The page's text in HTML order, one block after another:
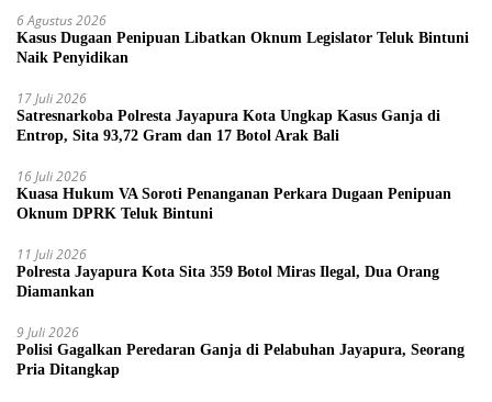
6 Agustus 2026
Kasus Dugaan Penipuan Libatkan Oknum Legislator Teluk Bintuni
Naik Penyidikan
17 Juli 2026
Satresnarkoba Polresta Jayapura Kota Ungkap Kasus Ganja di
Entrop, Sita 93,72 Gram dan 17 Botol Arak Bali
16 Juli 2026
Kuasa Hukum VA Soroti Penanganan Perkara Dugaan Penipuan
Oknum DPRK Teluk Bintuni
11 Juli 2026
Polresta Jayapura Kota Sita 359 Botol Miras Ilegal, Dua Orang
Diamankan
9 Juli 2026
Polisi Gagalkan Peredaran Ganja di Pelabuhan Jayapura, Seorang
Pria Ditangkap